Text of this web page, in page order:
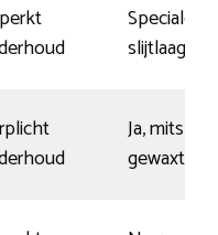
Speciale
slijtlaag
Ja, mits
gewaxt